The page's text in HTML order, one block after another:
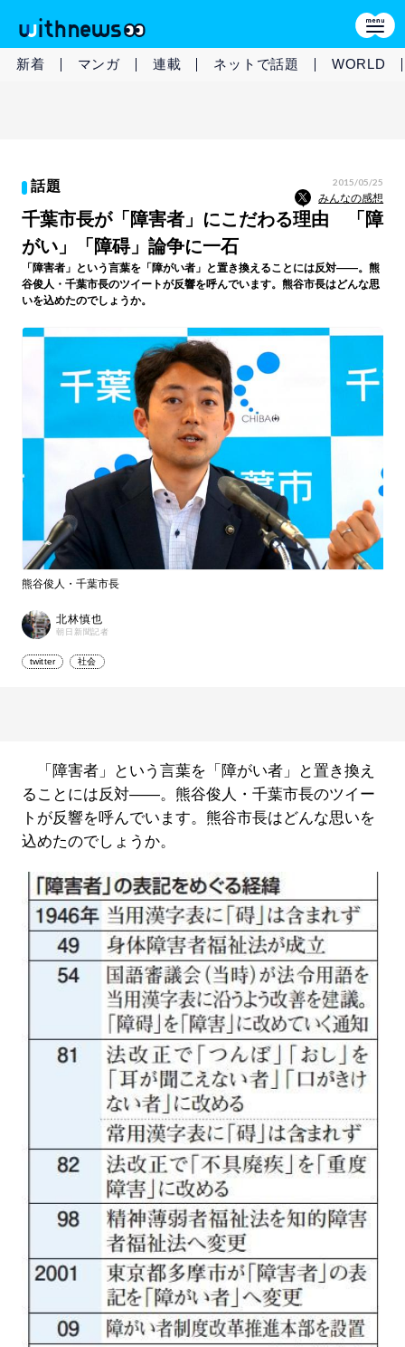
新着 マンガ 連載 ネットで話題 WORLD
話題 2015/05/25
みんなの感想
千葉市長が「障害者」にこだわる理由 「障
がい」「障碍」論争に一石
「障害者」という言葉を「障がい者」と置き換えることには反対――。熊
谷俊人・千葉市長のツイートが反響を呼んでいます。熊谷市長はどんな思
いを込めたのでしょうか。
熊谷俊人・千葉市長
北林慎也
朝日新聞記者
twitter 社会
「障害者」という言葉を「障がい者」と置き換え
ることには反対――。熊谷俊人・千葉市長のツイー
トが反響を呼んでいます。熊谷市長はどんな思いを
込めたのでしょうか。